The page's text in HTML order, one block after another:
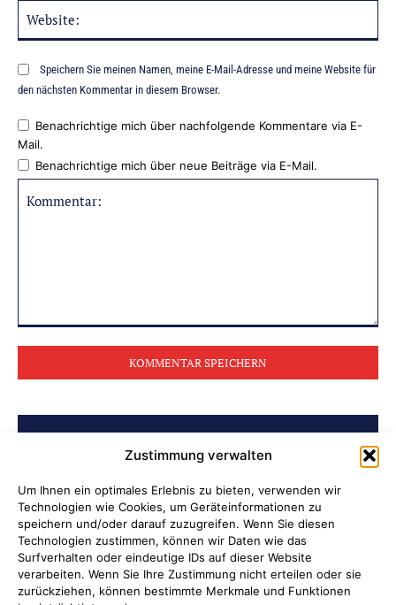
Zustimmung verwalten
Um Ihnen ein optimales Erlebnis zu bieten, verwenden wir
Technologien wie Cookies, um Geräteinformationen zu
speichern und/oder darauf zuzugreifen. Wenn Sie diesen
Technologien zustimmen, können wir Daten wie das
Surfverhalten oder eindeutige IDs auf dieser Website
verarbeiten. Wenn Sie Ihre Zustimmung nicht erteilen oder sie
zurückziehen, können bestimmte Merkmale und Funktionen
Speichern Sie meinen Namen, meine E-Mail-Adresse und meine Website für
den nächsten Kommentar in diesem Browser.
Benachrichtige mich über nachfolgende Kommentare via E-
Mail.
Benachrichtige mich über neue Beiträge via E-Mail.
BELIEBTE BEITRÄGE
Archiv der Initiative „Jüdisch in
Attendorn“ erschlossen
Soldatenleben damals und heute
Verantwortung übernehmen, wenn